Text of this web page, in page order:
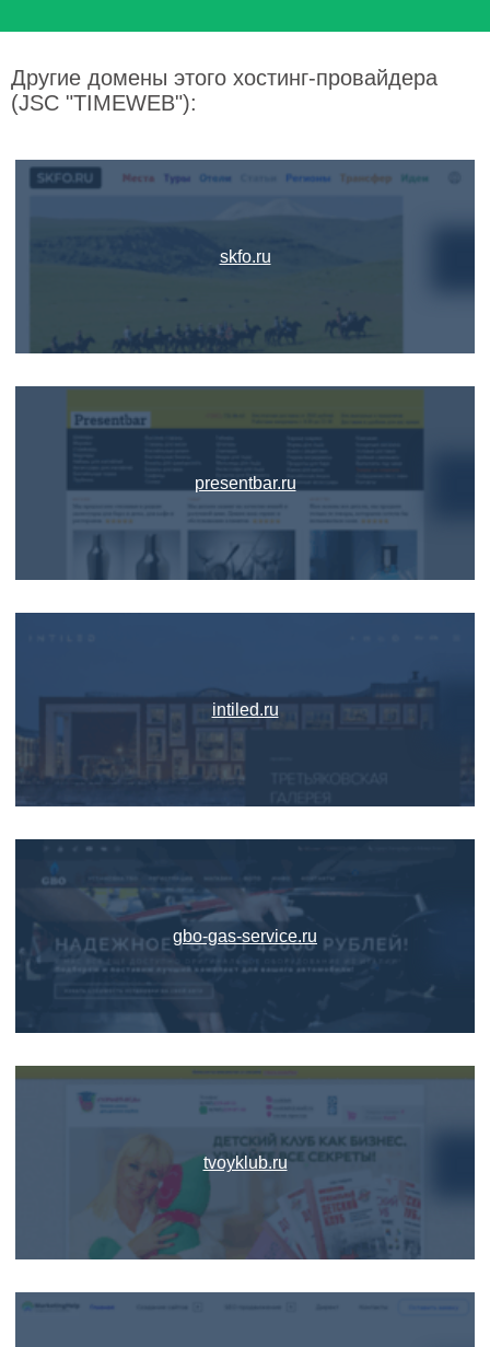
Другие домены этого хостинг-провайдера
(JSC "TIMEWEB"):
skfo.ru
presentbar.ru
intiled.ru
gbo-gas-service.ru
tvoyklub.ru